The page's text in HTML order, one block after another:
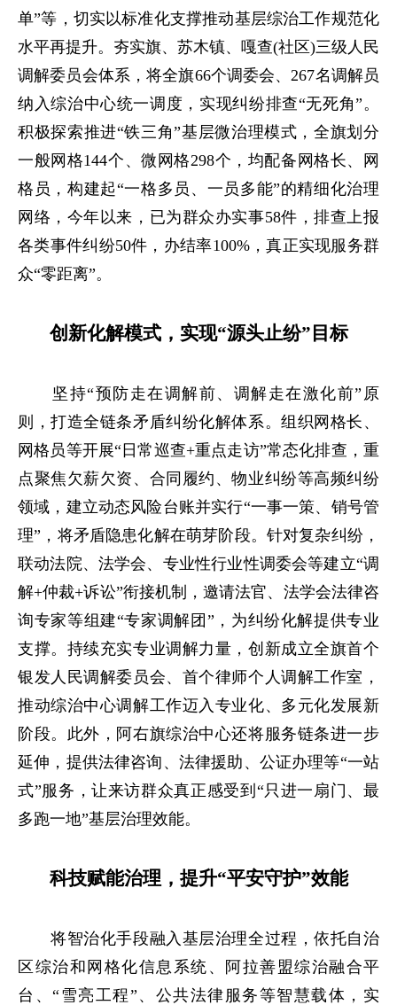
单”等，切实以标准化支撑推动基层综治工作规范化
水平再提升。夯实旗、苏木镇、嘎查(社区)三级人民
调解委员会体系，将全旗66个调委会、267名调解员
纳入综治中心统一调度，实现纠纷排查“无死角”。
积极探索推进“铁三角”基层微治理模式，全旗划分
一般网格144个、微网格298个，均配备网格长、网
格员，构建起“一格多员、一员多能”的精细化治理
网络，今年以来，已为群众办实事58件，排查上报
各类事件纠纷50件，办结率100%，真正实现服务群
众“零距离”。
创新化解模式，实现“源头止纷”目标
坚持“预防走在调解前、调解走在激化前”原
则，打造全链条矛盾纠纷化解体系。组织网格长、
网格员等开展“日常巡查+重点走访”常态化排查，重
点聚焦欠薪欠资、合同履约、物业纠纷等高频纠纷
领域，建立动态风险台账并实行“一事一策、销号管
理”，将矛盾隐患化解在萌芽阶段。针对复杂纠纷，
联动法院、法学会、专业性行业性调委会等建立“调
解+仲裁+诉讼”衔接机制，邀请法官、法学会法律咨
询专家等组建“专家调解团”，为纠纷化解提供专业
支撑。持续充实专业调解力量，创新成立全旗首个
银发人民调解委员会、首个律师个人调解工作室，
推动综治中心调解工作迈入专业化、多元化发展新
阶段。此外，阿右旗综治中心还将服务链条进一步
延伸，提供法律咨询、法律援助、公证办理等“一站
式”服务，让来访群众真正感受到“只进一扇门、最
多跑一地”基层治理效能。
科技赋能治理，提升“平安守护”效能
将智治化手段融入基层治理全过程，依托自治
区综治和网格化信息系统、阿拉善盟综治融合平
台、“雪亮工程”、公共法律服务等智慧载体，实